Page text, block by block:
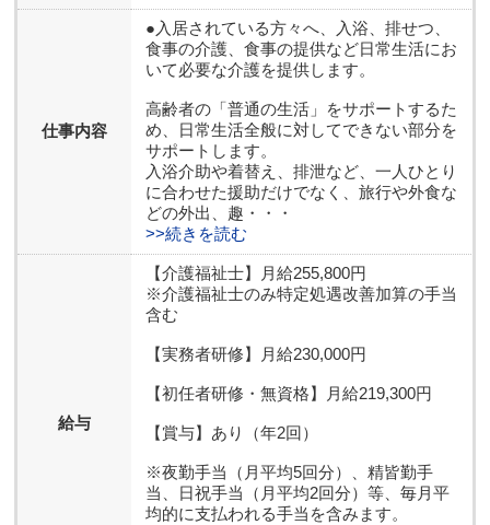
仕事内容
●入居されている方々へ、入浴、排せつ、
食事の介護、食事の提供など日常生活にお
いて必要な介護を提供します。
高齢者の「普通の生活」をサポートするた
め、日常生活全般に対してできない部分を
サポートします。
入浴介助や着替え、排泄など、一人ひとり
に合わせた援助だけでなく、旅行や外食な
どの外出、趣・・・
>>続きを読む
給与
【介護福祉士】月給255,800円
※介護福祉士のみ特定処遇改善加算の手当
含む
【実務者研修】月給230,000円
【初任者研修・無資格】月給219,300円
【賞与】あり（年2回）
※夜勤手当（月平均5回分）、精皆勤手
当、日祝手当（月平均2回分）等、毎月平
均的に支払われる手当を含みます。